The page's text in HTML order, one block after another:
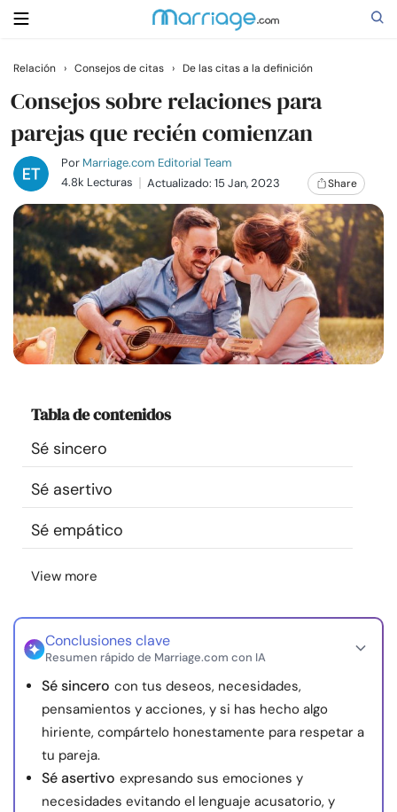
Buscar
Casarse
Relaciones
Familia
Ayuda
Cursos
Recursos
Comunidad
Sobre nosotros Contáctanos
nosotros
© Copyright 2026. Todos los derechos reservados.
Relación › Consejos de citas › De las citas a la definición
Consejos sobre relaciones para
parejas que recién comienzan
Por Marriage.com Editorial Team
4.8k Lecturas
Actualizado: 15 Jan, 2023 Share
Tabla de contenidos
Sé sincero
Sé asertivo
Sé empático
View more
Conclusiones clave
Resumen rápido de Marriage.com con IA
Sé sincero con tus deseos, necesidades,
pensamientos y acciones, y si has hecho algo
hiriente, compártelo honestamente para respetar a
tu pareja.
Sé asertivo expresando sus emociones y
necesidades evitando el lenguaje acusatorio, y